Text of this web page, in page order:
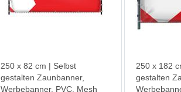
250 x 82 cm | Selbst
gestalten Zaunbanner,
Werbebanner, PVC, Mesh
250 x 182
gestalten